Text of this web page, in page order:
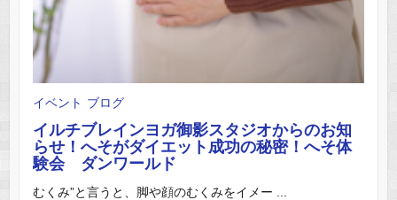
イベント ブログ
イルチブレインヨガ御影スタジオからのお知
らせ！へそがダイエット成功の秘密！へそ体
験会 ダンワールド
むくみ”と言うと、脚や顔のむくみをイメー ...